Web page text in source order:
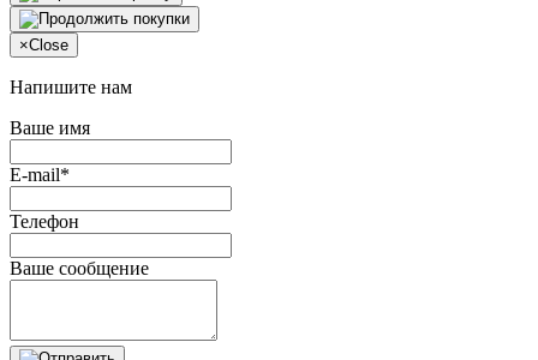
×Close
Напишите нам
Ваше имя
E-mail*
Телефон
Ваше сообщение